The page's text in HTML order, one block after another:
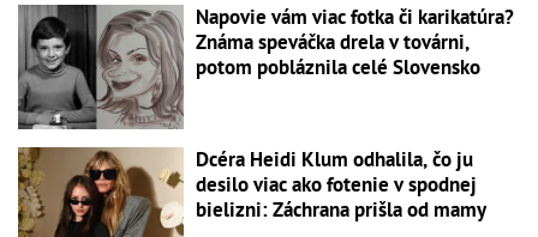
Napovie vám viac fotka či karikatúra?
Známa speváčka drela v továrni,
potom pobláznila celé Slovensko
Dcéra Heidi Klum odhalila, čo ju
desilo viac ako fotenie v spodnej
bielizni: Záchrana prišla od mamy